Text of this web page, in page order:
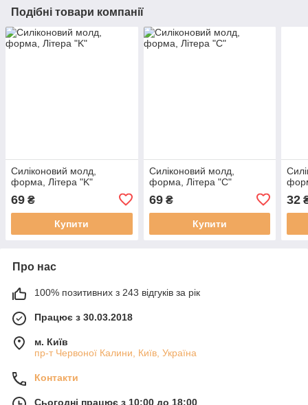
Подібні товари компанії
Силіконовий молд,
форма, Літера "K"
69 ₴
Купити
Силіконовий молд,
форма, Літера "C"
69₴
Купити
32
Про нас
100% позитивних з 243 відгуків за рік
Працює з 30.03.2018
м. Київ
пр-т Червоної Калини, Київ, Україна
Контакти
Сьогодні працює з 10:00 до 18:00